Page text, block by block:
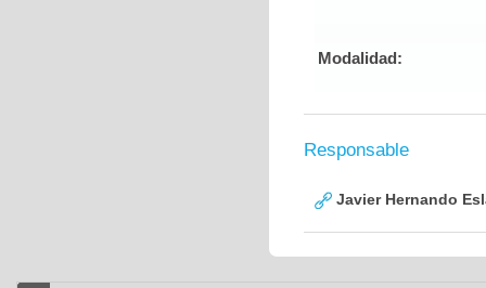
Modalidad:
Responsable
Javier Hernando